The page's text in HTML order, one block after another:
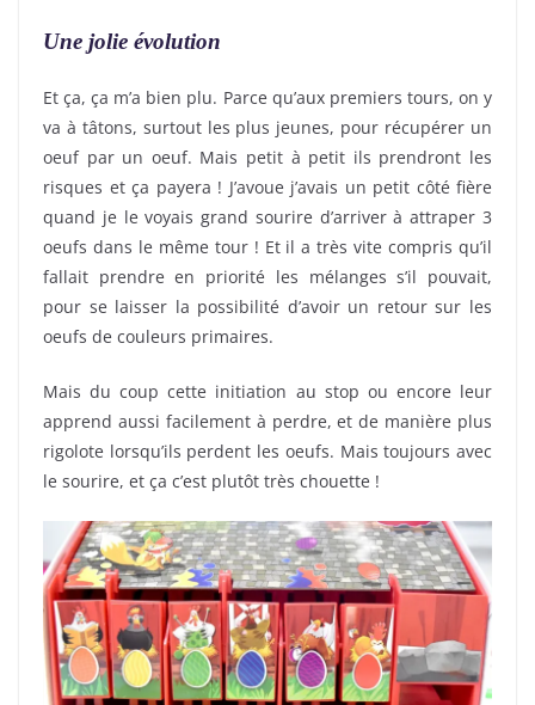
Une jolie évolution
Et ça, ça m’a bien plu. Parce qu’aux premiers tours, on y
va à tâtons, surtout les plus jeunes, pour récupérer un
oeuf par un oeuf. Mais petit à petit ils prendront les
risques et ça payera ! J’avoue j’avais un petit côté fière
quand je le voyais grand sourire d’arriver à attraper 3
oeufs dans le même tour ! Et il a très vite compris qu’il
fallait prendre en priorité les mélanges s’il pouvait,
pour se laisser la possibilité d’avoir un retour sur les
oeufs de couleurs primaires.
Mais du coup cette initiation au stop ou encore leur
apprend aussi facilement à perdre, et de manière plus
rigolote lorsqu’ils perdent les oeufs. Mais toujours avec
le sourire, et ça c’est plutôt très chouette !